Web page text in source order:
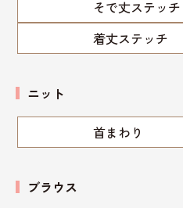
そで丈ステッチ
着丈ステッチ
ニット
首まわり
ブラウス